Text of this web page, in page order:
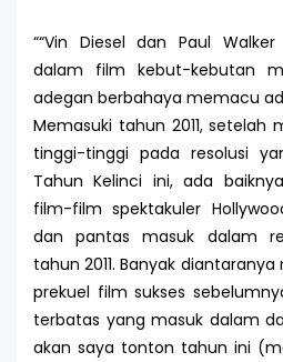
“ Vin Diesel dan Paul
dalam film kebut-kebutan
adegan berbahaya memacu
Memasuki tahun 2011, setelah
tinggi-tinggi pada resolusi
Tahun Kelinci ini, ada
film-film spektakuler
dan pantas masuk dalam
tahun 2011. Banyak
prekuel film sukses
terbatas yang masuk dalam
akan saya tonton tahun ini